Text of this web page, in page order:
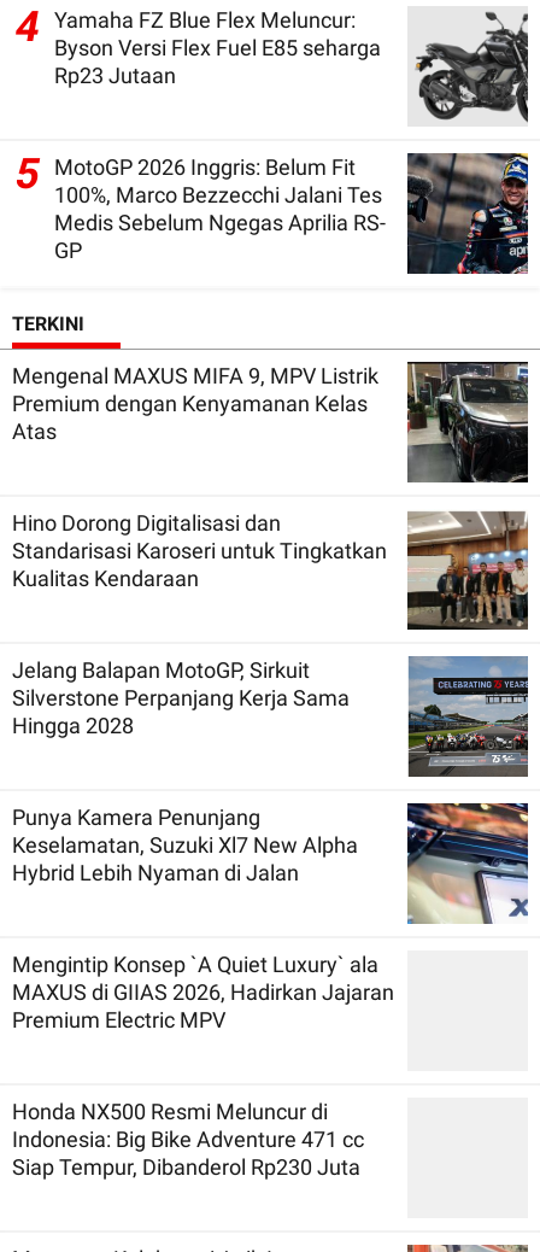
4
Yamaha FZ Blue Flex Meluncur:
Byson Versi Flex Fuel E85 seharga
Rp23 Jutaan
5 MotoGP 2026 Inggris: Belum Fit
100%, Marco Bezzecchi Jalani Tes
Medis Sebelum Ngegas Aprilia RS-
GP
TERKINI
Mengenal MAXUS MIFA 9, MPV Listrik
Premium dengan Kenyamanan Kelas
Atas
Hino Dorong Digitalisasi dan
Standarisasi Karoseri untuk Tingkatkan
Kualitas Kendaraan
Jelang Balapan MotoGP, Sirkuit
Silverstone Perpanjang Kerja Sama
Hingga 2028
Punya Kamera Penunjang
Keselamatan, Suzuki Xl7 New Alpha
Hybrid Lebih Nyaman di Jalan
Mengintip Konsep `A Quiet Luxury` ala
MAXUS di GIIAS 2026, Hadirkan Jajaran
Premium Electric MPV
Honda NX500 Resmi Meluncur di
Indonesia: Big Bike Adventure 471 cc
Siap Tempur, Dibanderol Rp230 Juta